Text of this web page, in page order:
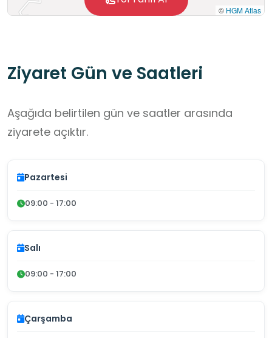
© HGM Atlas
Ziyaret Gün ve Saatleri
Aşağıda belirtilen gün ve saatler arasında
ziyarete açıktır.
Pazartesi
09:00 - 17:00
Salı
09:00 - 17:00
Çarşamba